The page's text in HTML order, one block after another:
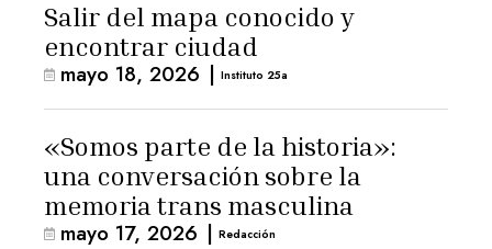
Salir del mapa conocido y
encontrar ciudad
mayo 18, 2026 | Instituto 25a
«Somos parte de la historia»:
una conversación sobre la
memoria trans masculina
mayo 17, 2026 | Redacción